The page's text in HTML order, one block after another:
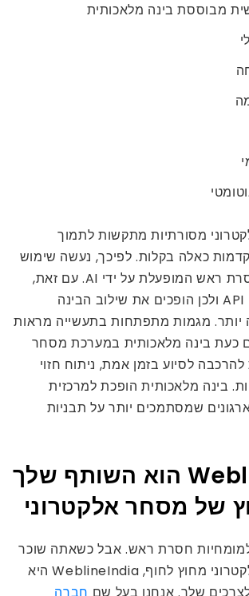
מבוססת בינה מלאכותית
מסורתיות מתקשות לתמוך
כאלה בקלות. לפיכך, נעשה שימוש
בארכיטקטורה חסרת ראש המופעלת על ידי AI. עם זאת,
הם מונעים על ידי API ולכן הופכים את שילוב הבינה
יותר. מגמות מתפתחות בתעשייה מראות
כעת בינה מלאכותית במערכת מסחר
להרכבה לסיוע בזמן אמת, ניתוח חזוי
בינה מלאכותית הופכת למרכזית
שמסתמכים יותר על תבניות
WeblineIndia הוא השותף שלך
של מסחר אלקטרוני
חסרת ראש. אבל כשאתה שוכר
מפתחי מסחר אלקטרוני מחוץ לחוף, WeblineIndia היא